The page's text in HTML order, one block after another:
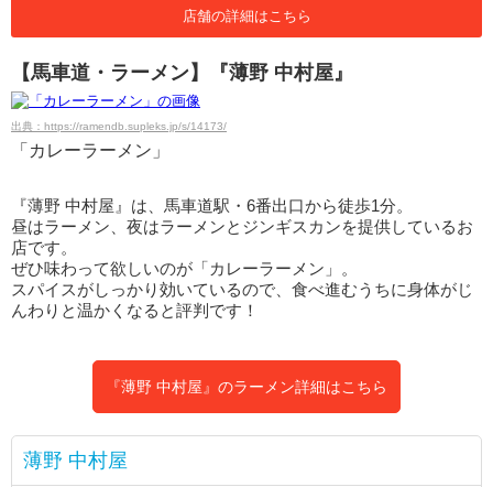
店舗の詳細はこちら
【馬車道・ラーメン】『薄野 中村屋』
出典：https://ramendb.supleks.jp/s/14173/
「カレーラーメン」
『薄野 中村屋』は、馬車道駅・6番出口から徒歩1分。
昼はラーメン、夜はラーメンとジンギスカンを提供しているお
店です。
ぜひ味わって欲しいのが「カレーラーメン」。
スパイスがしっかり効いているので、食べ進むうちに身体がじ
んわりと温かくなると評判です！
『薄野 中村屋』のラーメン詳細はこちら
薄野 中村屋